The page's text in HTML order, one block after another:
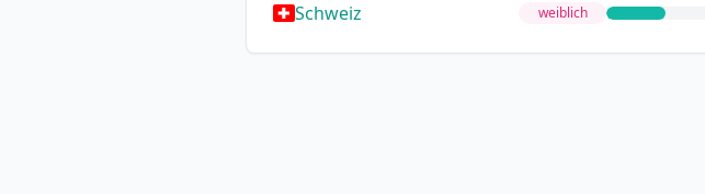
Schweiz weiblich